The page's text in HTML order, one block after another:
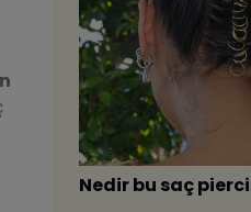
​Nedir bu saç